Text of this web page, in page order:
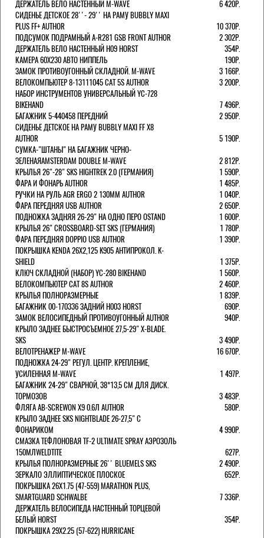
ДЕРЖАТЕЛЬ ВЕЛО НАСТЕННЫЙ M-WAVE
6 420Р.
СИДЕНЬЕ ДЕТСКОЕ 28''- 29'' НА РАМУ BUBBLY MAXI
PLUS FF+ AUTHOR
10 370Р.
ПОДСУМОК ПОДРАМНЫЙ A-R281 GSB FRONT AUTHOR
2 302Р.
ДЕРЖАТЕЛЬ ВЕЛО НАСТЕННЫЙ H09 HORST
354Р.
КАМЕРА 60X230 АВТО НИППЕЛЬ
190Р.
ЗАМОК ПРОТИВОУГОННЫЙ СКЛАДНОЙ. M-WAVE
3 166Р.
ВЕЛОКОМПЬЮТЕР 8-13111045 CAT 5S AUTHOR
3 200Р.
НАБОР ИНСТРУМЕНТОВ УНИВЕРСАЛЬНЫЙ YC-728
BIKEHAND
7 496Р.
БАГАЖНИК 5-440458 ПЕРЕДНИЙ
2 950Р.
СИДЕНЬЕ ДЕТСКОЕ НА РАМУ BUBBLY MAXI FF X8
AUTHOR
5 190Р.
СУМКА-"ШТАНЫ" НА БАГАЖНИК ЧЕРНО-
ЗЕЛЕНАЯAMSTERDAM DOUBLE M-WAVE
2 812Р.
КРЫЛЬЯ 26"-28" SKS HIGHTREK 2.0 (ГЕРМАНИЯ)
1 590Р.
ФАРА И ФОНАРЬ AUTHOR
1 485Р.
РУЧКИ НА РУЛЬ AGR ERGO 2 130ММ AUTHOR
1 040Р.
ФАРА ПЕРЕДНЯЯ USB AUTHOR
2 650Р.
ПОДНОЖКА ЗАДНЯЯ 26-29" НА ОДНО ПЕРО OSTAND
1 600Р.
КРЫЛЬЯ 26" CROSSBOARD-SET SKS (ГЕРМАНИЯ)
1 780Р.
ФАРА ПЕРЕДНЯЯ DOPPIO USB AUTHOR
1 390Р.
ПОКРЫШКА KENDA 26Х2,125 K905 АНТИПРОКОЛ. K-
SHIELD
1 375Р.
КЛЮЧ СКЛАДНОЙ (НАБОР) YC-280 BIKEHAND
1 560Р.
ВЕЛОКОМПЬЮТЕР CAT 8S AUTHOR
2 460Р.
КРЫЛЬЯ ПОЛНОРАЗМЕРНЫЕ
1 839Р.
БАГАЖНИК 00-170336 ЗАДНИЙ H003 HORST
690Р.
ЗАМОК ВЕЛОСИПЕДНЫЙ ПРОТИВОУГОННЫЙ AUTHOR
940Р.
КРЫЛО ЗАДНЕЕ БЫСТРОСЪЕМНОЕ 27,5-29" X-BLADE.
SKS
3 490Р.
ВЕЛОТРЕНАЖЕР M-WAVE
16 670Р.
ПОДНОЖКА 24-29" РЕГУЛ. ЦЕНТР. КРЕПЛЕНИЕ,
УСИЛЕННАЯ M-WAVE
1 497Р.
БАГАЖНИК 24-29" СВАРНОЙ, 38*13,5 СМ ДЛЯ ДИСК.
ТОРМОЗОВ
3 483Р.
ФЛЯГА AB-SCREWON X9 0.6Л AUTHOR
580Р.
КРЫЛО ЗАДНЕЕ SKS NIGHTBLADE 26-27,5" С
ФОНАРИКОМ
4 990Р.
СМАЗКА ТЕФЛОНОВАЯ TF-2 ULTIMATE SPRAY АЭРОЗОЛЬ
150МЛWELDTITE
627Р.
КРЫЛЬЯ ПОЛНОРАЗМЕРНЫЕ 26'' BLUEMELS SKS
2 490Р.
ЗЕРКАЛО ЭЛЛИПТИЧЕСКОЕ ПЛОСКОЕ
652Р.
ПОКРЫШКА 26X1.75 (47-559) MARATHON PLUS,
SMARTGUARD SCHWALBE
7 336Р.
ДЕРЖАТЕЛЬ ВЕЛОCИПЕДА НАСТЕННЫЙ ТОРЦЕВОЙ
БЕЛЫЙ HORST
354Р.
ПОКРЫШКА 29X2.25 (57-622) HURRICANE